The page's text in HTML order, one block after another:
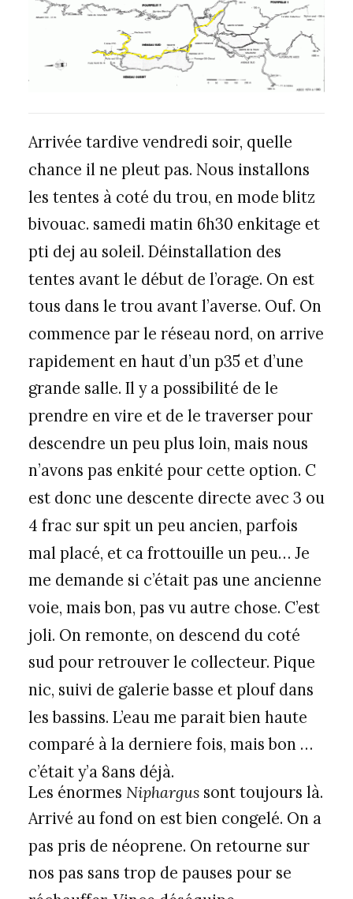
Arrivée tardive vendredi soir, quelle
chance il ne pleut pas. Nous installons
les tentes à coté du trou, en mode blitz
bivouac. samedi matin 6h30 enkitage et
pti dej au soleil. Déinstallation des
tentes avant le début de l’orage. On est
tous dans le trou avant l’averse. Ouf. On
commence par le réseau nord, on arrive
rapidement en haut d’un p35 et d’une
grande salle. Il y a possibilité de le
prendre en vire et de le traverser pour
descendre un peu plus loin, mais nous
n’avons pas enkité pour cette option. C
est donc une descente directe avec 3 ou
4 frac sur spit un peu ancien, parfois
mal placé, et ca frottouille un peu… Je
me demande si c’était pas une ancienne
voie, mais bon, pas vu autre chose. C’est
joli. On remonte, on descend du coté
sud pour retrouver le collecteur. Pique
nic, suivi de galerie basse et plouf dans
les bassins. L’eau me parait bien haute
comparé à la derniere fois, mais bon …
c’était y’a 8ans déjà.
Les énormes Niphargus sont toujours là.
Arrivé au fond on est bien congelé. On a
pas pris de néoprene. On retourne sur
nos pas sans trop de pauses pour se